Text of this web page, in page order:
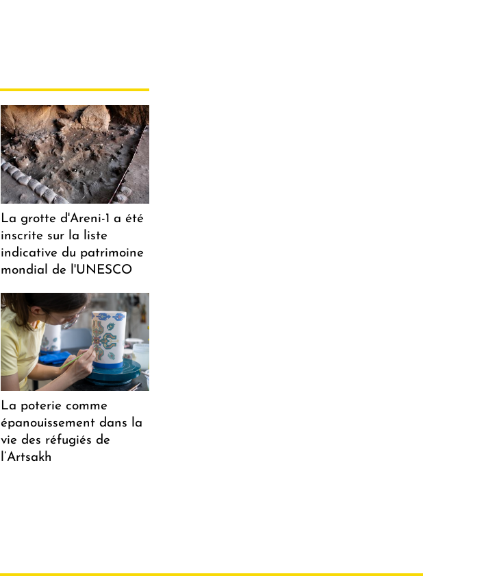
La grotte d'Areni-1 a été
inscrite sur la liste
indicative du patrimoine
mondial de l'UNESCO
La poterie comme
épanouissement dans la
vie des réfugiés de
l’Artsakh